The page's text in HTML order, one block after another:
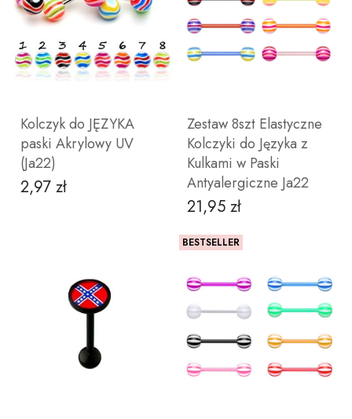
ZOBACZ PRODUKT ZOBACZ PRODUKT
Kolczyk do JĘZYKA
paski Akrylowy UV
(Ja22)
Cena
2,97 zł
ZOBACZ PRODUKT
Zestaw 8szt Elastyczne
Kolczyki do Języka z
Kulkami w Paski
Antyalergiczne Ja22
Cena
21,95 zł
DO KOSZYKA
BESTSELLER